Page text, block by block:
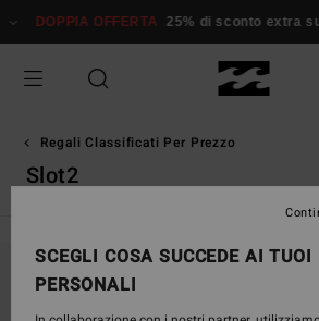
alla
griglie
prodotti
DOPPIA OFFERTA 25% di sconto extra
Regali Classificati Per Prezzo
Slot2
Continua a seguirci, i prodotti
SCEGLI COSA SUCCEDE AI TUOI
PERSONALI